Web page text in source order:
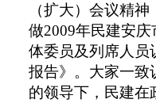
（扩大）会议精
做2009年民建安庆
体委员及列席人员
报告》。大家一致
的领导下，民建在